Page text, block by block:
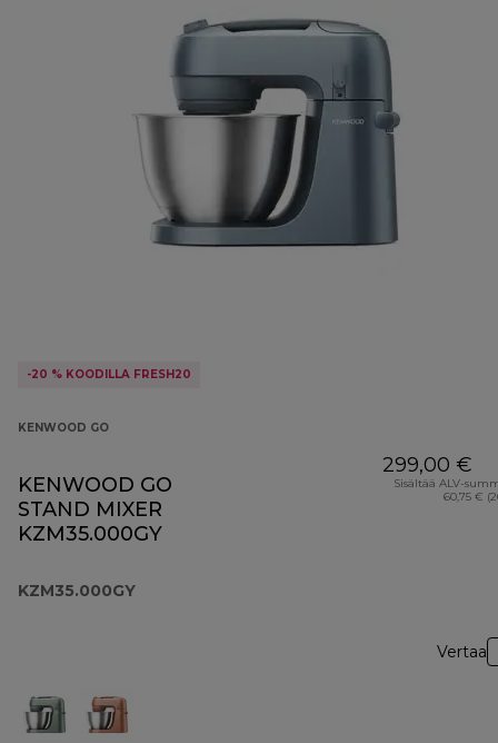
-20 % KOODILLA FRESH20
KENWOOD GO
KENWOOD GO
STAND MIXER
KZM35.000GY
KZM35.000GY
299,00 €
Sisältää ALV-
60,75 €
Vertaa